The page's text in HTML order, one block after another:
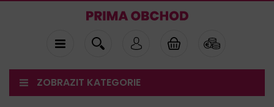
ZOBRAZIT KATEGORIE